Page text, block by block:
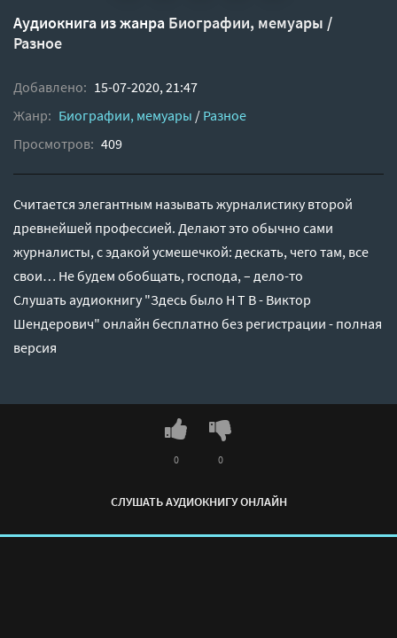
Аудиокнига из жанра Биографии, мемуары /
Разное
Добавлено: 15-07-2020, 21:47
Жанр: Биографии, мемуары / Разное
Просмотров: 409
Считается элегантным называть журналистику второй
древнейшей профессией. Делают это обычно сами
журналисты, с эдакой усмешечкой: дескать, чего там, все
свои… Не будем обобщать, господа, – дело-то
Слушать аудиокнигу "Здесь было Н Т В - Виктор
Шендерович" онлайн бесплатно без регистрации - полная
версия
СЛУШАТЬ АУДИОКНИГУ ОНЛАЙН
0 0